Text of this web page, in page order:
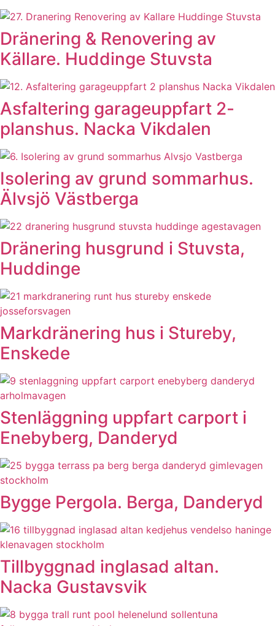
Dränering & Renovering av
Källare. Huddinge Stuvsta
Asfaltering garageuppfart 2-
planshus. Nacka Vikdalen
Isolering av grund sommarhus.
Älvsjö Västberga
Dränering husgrund i Stuvsta,
Huddinge
Markdränering hus i Stureby,
Enskede
Stenläggning uppfart carport i
Enebyberg, Danderyd
Bygge Pergola. Berga, Danderyd
Tillbyggnad inglasad altan.
Nacka Gustavsvik